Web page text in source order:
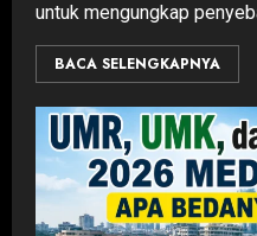
untuk mengungkap
BACA SELENGKAPNYA